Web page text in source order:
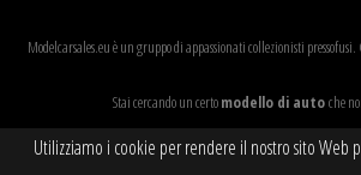
Modelcarsales.eu è un gruppo di appassionati collezionisti
Stai cercando un certomodello di autoche
Utilizziamo i cookie per rendere il nostro sito Web